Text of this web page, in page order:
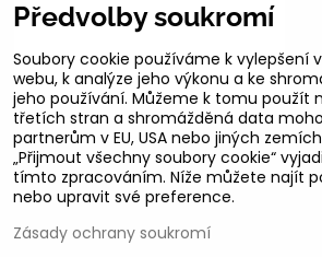
Odeslat
B2b podmínky pro
Předvolby soukromí
Soubory cookie používáme k vylepšení
webu, k analýze jeho výkonu a ke
jeho používání. Můžeme k tomu použít
třetích stran a shromážděná data
partnerům v EU, USA nebo jiných
„Přijmout všechny soubory cookie“
tímto zpracováním. Níže můžete najít
nebo upravit své preference.
Zásady ochrany soukromí